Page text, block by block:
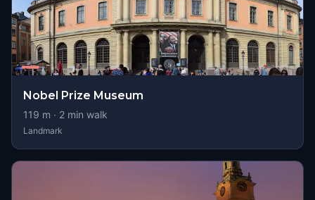
Nobel Prize Museum
119 m · 2 min walk
Landmark